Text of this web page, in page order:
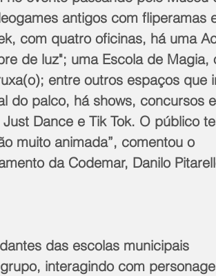
antigos com fliperamas
com quatro oficinas, há uma
de luz"; uma Escola de Magia,
entre outros espaços que
do palco, há shows, concursos
Dance e Tik Tok. O público
muito animada”, comentou o
da Codemar, Danilo
interagindo com